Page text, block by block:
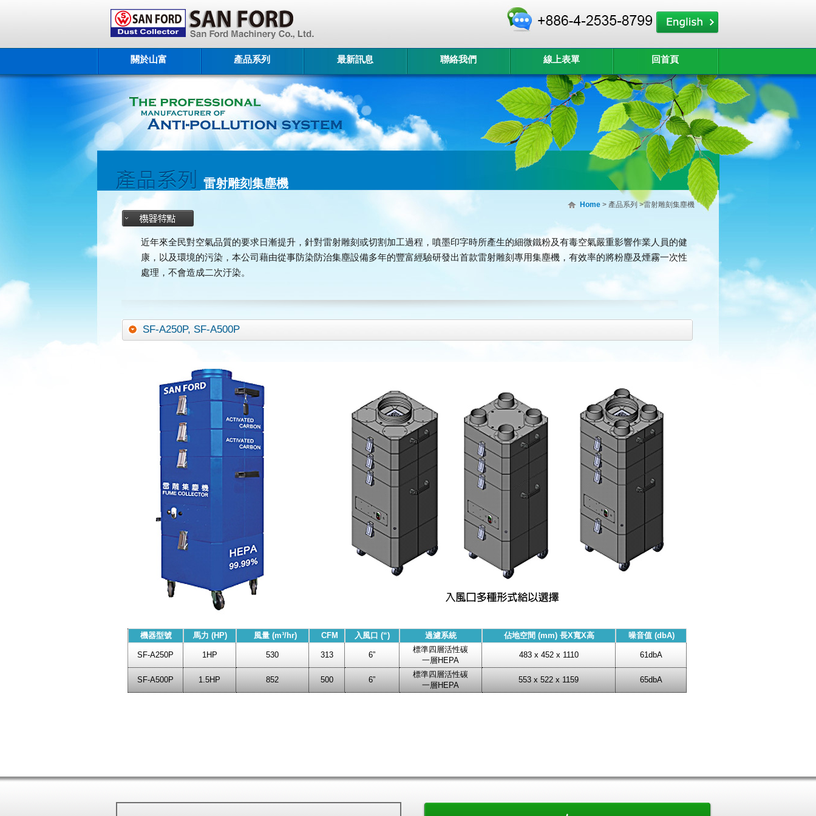
關於山富 產品系列 最新訊息 聯絡我們 線上表單 回首頁
雷射雕刻集塵機
Home > 產品系列 >雷射雕刻集塵機
近年來全民對空氣品質的要求日漸提升，針對雷射雕刻或切割加工過程，噴墨印字時所產生的細微鐵粉及有毒空氣嚴重影響作業人員的健
康，以及環境的污染，本公司藉由從事防染防治集塵設備多年的豐富經驗研發出首款雷射雕刻專用集塵機，有效率的將粉塵及煙霧一次性
處理，不會造成二次汙染。
SF-A250P, SF-A500P
機器型號 馬力 (HP) 風量 (m³/hr) CFM 入風口 (“) 過濾系統 佔地空間 (mm) 長X寬X高 噪音值 (dbA)
SF-A250P 1HP 530 313 6”
標準四層活性碳
一層HEPA
483 x 452 x 1110 61dbA
SF-A500P 1.5HP 852 500 6”
標準四層活性碳
一層HEPA
553 x 522 x 1159 65dbA